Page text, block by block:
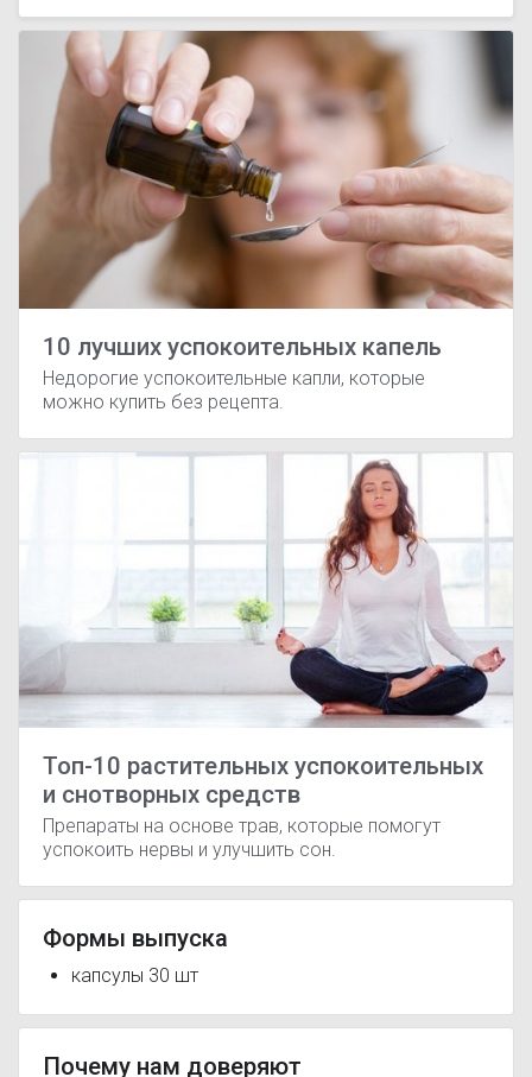
10 лучших успокоительных капель
Недорогие успокоительные капли, которые
можно купить без рецепта.
Топ-10 растительных успокоительных
и снотворных средств
Препараты на основе трав, которые помогут
успокоить нервы и улучшить сон.
Формы выпуска
капсулы 30 шт
Почему нам доверяют